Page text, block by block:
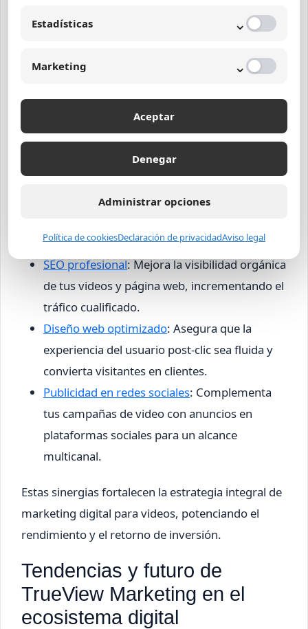
Integración de TrueView
Marketing con servicios
complementarios de Margetc
TrueView, es fundamental integrarlas con otros
SEO profesional: Mejora la visibilidad orgánica
de tus videos y página web, incrementando el
tráfico cualificado.
Diseño web optimizado: Asegura que la
experiencia del usuario post-clic sea fluida y
convierta visitantes en clientes.
Publicidad en redes sociales: Complementa
tus campañas de video con anuncios en
plataformas sociales para un alcance
multicanal.
Estas sinergias fortalecen la estrategia integral de
marketing digital para videos, potenciando el
rendimiento y el retorno de inversión.
Tendencias y futuro de
TrueView Marketing en el
ecosistema digital
Estadísticas ⌄
Marketing ⌄
Aceptar
Denegar
Administrar opciones
Política de cookiesDeclaración de privacidadAviso legal